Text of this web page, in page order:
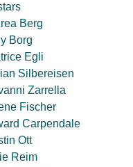
Berg
Borg
Egli
Silbereisen
Zarrella
Fischer
Carpendale
Ott
Reim